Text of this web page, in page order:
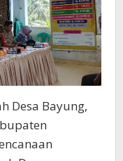
Desa Bayung,